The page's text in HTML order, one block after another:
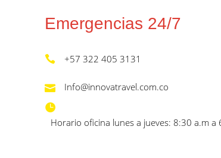
Emergencias 24/7
+57 322 405 3131
Info@innovatravel.com.co
Horario oficina lunes a jueves: 8:30 a.m